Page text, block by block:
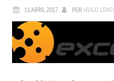
11.ABRIL.2017 POR HUGO